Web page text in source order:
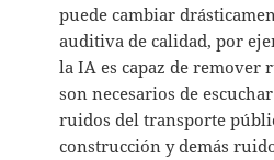
puede cambiar
auditiva de calidad, por
la IA es capaz de remover
son necesarios de
ruidos del transporte
construcción y demás